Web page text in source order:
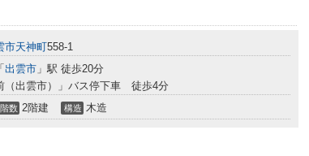
市天神町558-1
「 出雲市 」駅 徒歩20分
（出雲市）」バス停下車 徒歩4分
階数 2階建 構造 木造